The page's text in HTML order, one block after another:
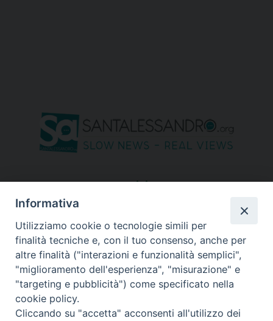
seguici su
Informativa
Utilizziamo cookie o tecnologie simili per
finalità tecniche e, con il tuo consenso, anche per
altre finalità ("interazioni e funzionalità semplici",
"miglioramento dell'esperienza", "misurazione" e
"targeting e pubblicità") come specificato nella
cookie policy.
Cliccando su "accetta" acconsenti all'utilizzo dei